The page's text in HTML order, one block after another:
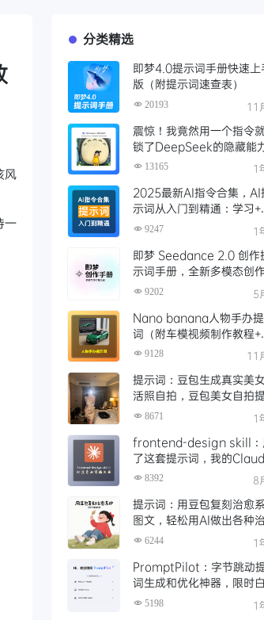
风
一
分类精选
即梦4.0提示词手册快速上
版（附提示词速查表）
20193 11
震惊！我竟然用一个指令
锁了DeepSeek的隐藏能
Ai绘画功能，吉卜力风格
13165 1
2025最新AI指令合集，AI
示词从入门到精通：学习+
具+实战，轻松搞定
9247 1
即梦 Seedance 2.0 创作
示词手册，全新多模态创
级 9202 5
Nano banana人物手办
词（附车模视频制作教程+
址）9128 11
提示词：豆包生成真实美
活照自拍，豆包美女自拍
词生成器（附下载)
8671 1
frontend-design skill：
了这套提示词，我的
Skills 生成专业设计感前
8392 8
提示词：用豆包复刻治愈
图文，轻松用AI做出各种
系漫画插图
6244 1
PromptPilot：字节跳动
词生成和优化神器，限时
3个月
5198 1